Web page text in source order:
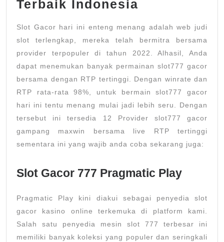
Terbaik Indonesia
Slot Gacor hari ini enteng menang adalah web judi
slot terlengkap, mereka telah bermitra bersama
provider terpopuler di tahun 2022. Alhasil, Anda
dapat menemukan banyak permainan slot777 gacor
bersama dengan RTP tertinggi. Dengan winrate dan
RTP rata-rata 98%, untuk bermain slot777 gacor
hari ini tentu menang mulai jadi lebih seru. Dengan
tersebut ini tersedia 12 Provider slot777 gacor
gampang maxwin bersama live RTP tertinggi
sementara ini yang wajib anda coba sekarang juga:
Slot Gacor 777 Pragmatic Play
Pragmatic Play kini diakui sebagai penyedia slot
gacor kasino online terkemuka di platform kami.
Salah satu penyedia mesin slot 777 terbesar ini
memiliki banyak koleksi yang populer dan seringkali